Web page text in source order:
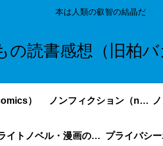
本は人類の叡智の結晶だ
の読書感想（旧柏バ
） ノンフィクション（nonfiction）更新順
ライトノベル・漫画の感想・ネタバレまとめ｜こもの読書感想 プライバシ